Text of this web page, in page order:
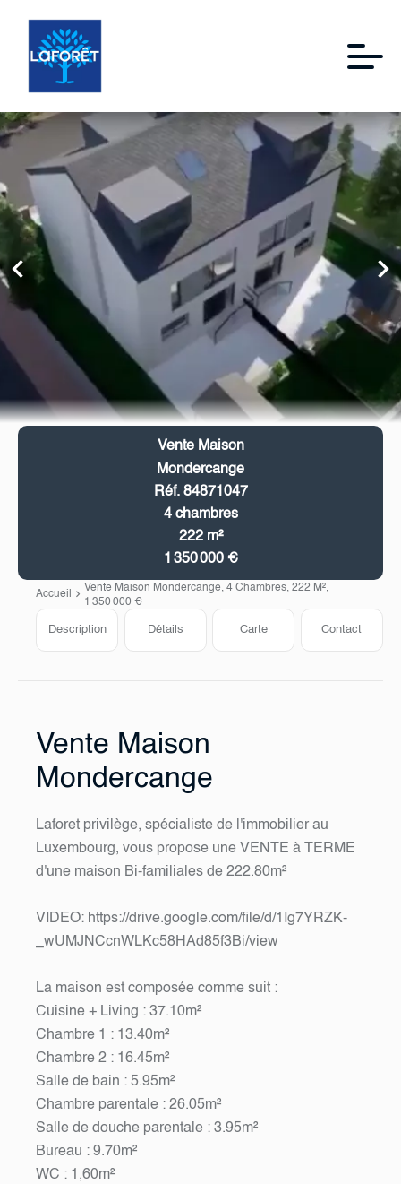
Vente Maison
Mondercange
Réf. 84871047
4 chambres
222 m²
1 350 000 €
Accueil
Vente Maison Mondercange, 4 Chambres, 222 M²,
1 350 000 €
Description Détails Carte Contact
Vente Maison
Mondercange
Laforet privilège, spécialiste de l'immobilier au
Luxembourg, vous propose une VENTE à TERME
d'une maison Bi-familiales de 222.80m²
VIDEO: https://drive.google.com/file/d/1Ig7YRZK-
_wUMJNCcnWLKc58HAd85f3Bi/view
La maison est composée comme suit :
Cuisine + Living : 37.10m²
Chambre 1 : 13.40m²
Chambre 2 : 16.45m²
Salle de bain : 5.95m²
Chambre parentale : 26.05m²
Salle de douche parentale : 3.95m²
Bureau : 9.70m²
WC : 1,60m²